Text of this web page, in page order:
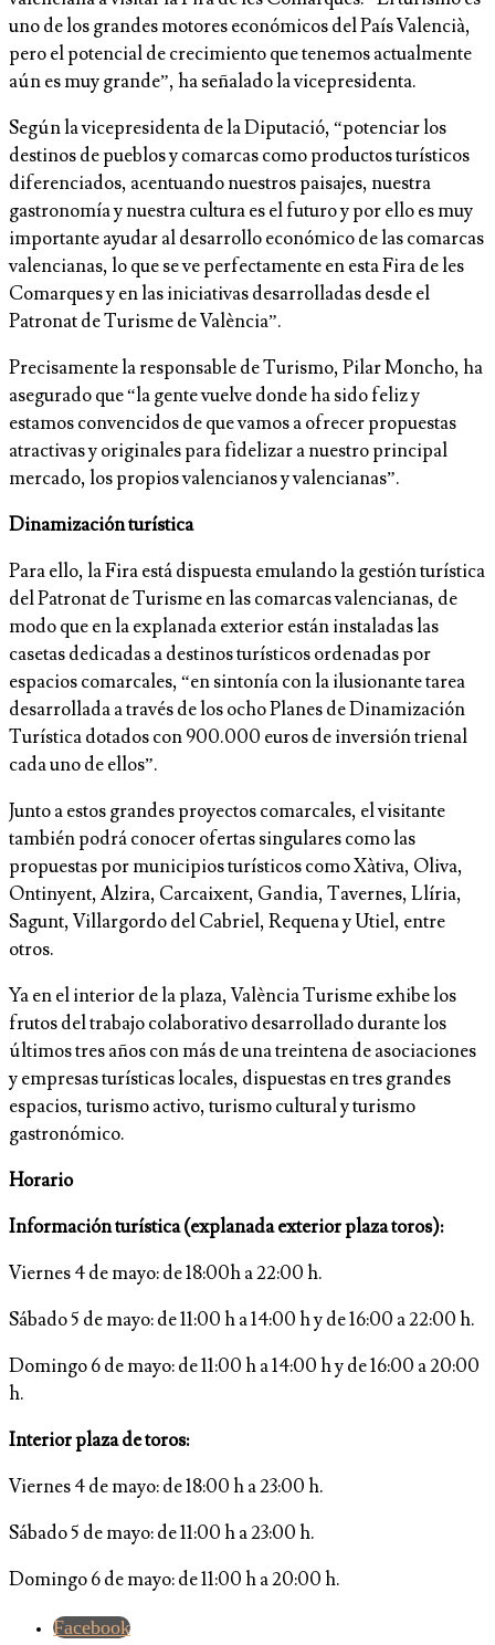
uno de los grandes motores económicos del País Valencià,
pero el potencial de crecimiento que tenemos actualmente
aún es muy grande”, ha señalado la vicepresidenta.
Según la vicepresidenta de la Diputació, “potenciar los
destinos de pueblos y comarcas como productos turísticos
diferenciados, acentuando nuestros paisajes, nuestra
gastronomía y nuestra cultura es el futuro y por ello es muy
importante ayudar al desarrollo económico de las comarcas
valencianas, lo que se ve perfectamente en esta Fira de les
Comarques y en las iniciativas desarrolladas desde el
Patronat de Turisme de València”.
Precisamente la responsable de Turismo, Pilar Moncho, ha
asegurado que “la gente vuelve donde ha sido feliz y
estamos convencidos de que vamos a ofrecer propuestas
atractivas y originales para fidelizar a nuestro principal
mercado, los propios valencianos y valencianas”.
Dinamización turística
Para ello, la Fira está dispuesta emulando la gestión turística
del Patronat de Turisme en las comarcas valencianas, de
modo que en la explanada exterior están instaladas las
casetas dedicadas a destinos turísticos ordenadas por
espacios comarcales, “en sintonía con la ilusionante tarea
desarrollada a través de los ocho Planes de Dinamización
Turística dotados con 900.000 euros de inversión trienal
cada uno de ellos”.
Junto a estos grandes proyectos comarcales, el visitante
también podrá conocer ofertas singulares como las
propuestas por municipios turísticos como Xàtiva, Oliva,
Ontinyent, Alzira, Carcaixent, Gandia, Tavernes, Llíria,
Sagunt, Villargordo del Cabriel, Requena y Utiel, entre
otros.
Ya en el interior de la plaza, València Turisme exhibe los
frutos del trabajo colaborativo desarrollado durante los
últimos tres años con más de una treintena de asociaciones
y empresas turísticas locales, dispuestas en tres grandes
espacios, turismo activo, turismo cultural y turismo
gastronómico.
Horario
Información turística (explanada exterior plaza toros):
Viernes 4 de mayo: de 18:00h a 22:00 h.
Sábado 5 de mayo: de 11:00 h a 14:00 h y de 16:00 a 22:00 h.
Domingo 6 de mayo: de 11:00 h a 14:00 h y de 16:00 a 20:00
h.
Interior plaza de toros:
Viernes 4 de mayo: de 18:00 h a 23:00 h.
Sábado 5 de mayo: de 11:00 h a 23:00 h.
Domingo 6 de mayo: de 11:00 h a 20:00 h.
Facebook